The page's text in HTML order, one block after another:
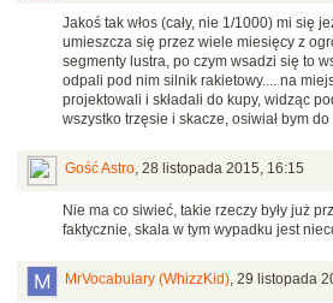
Jakoś tak włos (cały, nie 1/1000) mi się
umieszcza się przez wiele miesięcy z
segmenty lustra, po czym wsadzi się to
odpali pod nim silnik rakietowy.... na
projektowali i składali do kupy, widząc
wszystko trzęsie i skacze, osiwiał bym do
Gość Astro, 28 listopada 2015, 16:15
Nie ma co siwieć, takie rzeczy były już
faktycznie, skala w tym wypadku jest
MrVocabulary (WhizzKid), 29 listopada